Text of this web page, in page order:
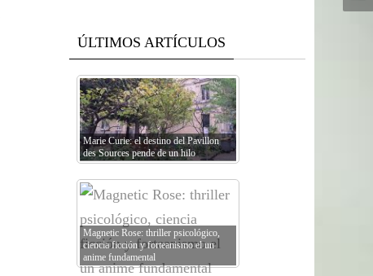
ÚLTIMOS ARTÍCULOS
Marie Curie: el destino del Pavillon
des Sources pende de un hilo
Magnetic Rose: thriller psicológico,
ciencia ficción y forteanismo el un
anime fundamental